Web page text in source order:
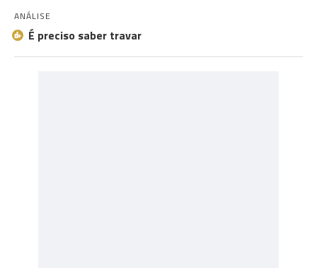
ANÁLISE
É preciso saber travar